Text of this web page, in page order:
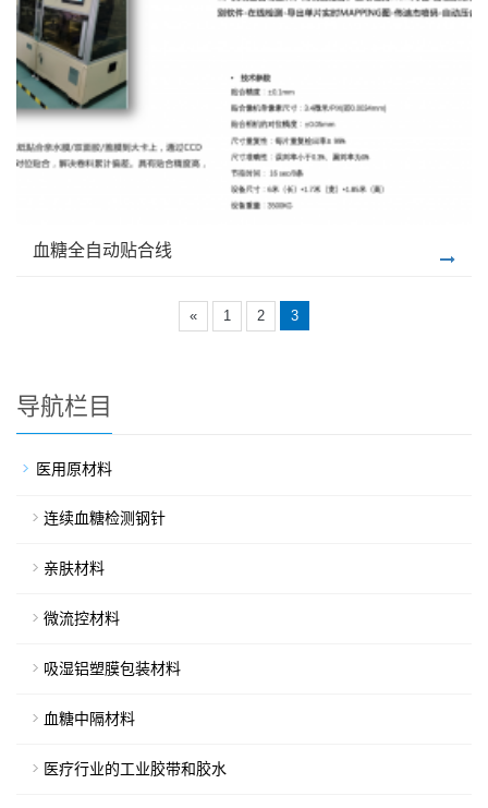
血糖全自动贴合线
« 1 2 3
导航栏目
医用原材料
连续血糖检测钢针
亲肤材料
微流控材料
吸湿铝塑膜包装材料
血糖中隔材料
医疗行业的工业胶带和胶水